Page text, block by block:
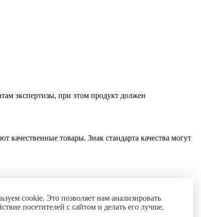
экспертизы, при этом продукт должен
товары. Знак стандарта качества могут
экспертиза и просветительская деятельность.
cookie. Это позволяет нам анализировать
посетителей с сайтом и делать его лучше.